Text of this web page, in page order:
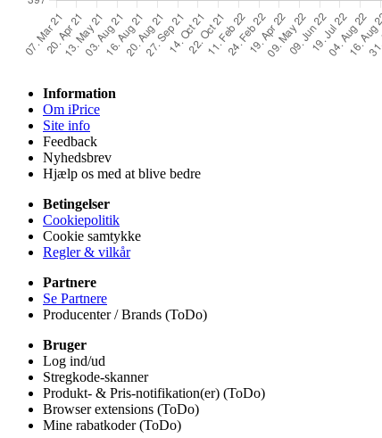
Information
Om iPrice
Site info
Feedback
Nyhedsbrev
Hjælp os med at blive bedre
Betingelser
Cookiepolitik
Cookie samtykke
Regler & vilkår
Partnere
Se Partnere
Producenter / Brands (ToDo)
Bruger
Log ind/ud
Stregkode-skanner
Produkt- & Pris-notifikation(er) (ToDo)
Browser extensions (ToDo)
Mine rabatkoder (ToDo)